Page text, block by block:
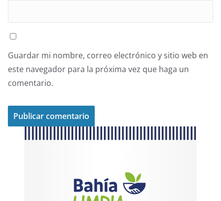
Guardar mi nombre, correo electrónico y sitio web en
este navegador para la próxima vez que haga un
comentario.